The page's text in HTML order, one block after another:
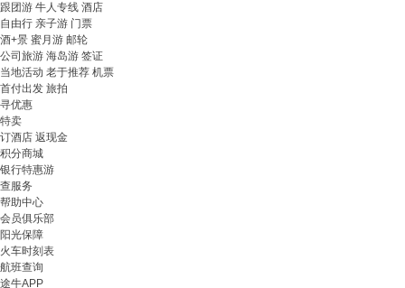
跟团游 牛人专线 酒店
自由行 亲子游 门票
酒+景 蜜月游 邮轮
公司旅游 海岛游 签证
当地活动 老于推荐 机票
首付出发 旅拍
寻优惠
特卖
订酒店 返现金
积分商城
银行特惠游
查服务
帮助中心
会员俱乐部
阳光保障
火车时刻表
航班查询
途牛APP